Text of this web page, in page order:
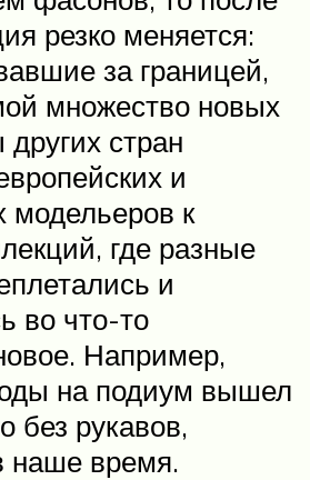
резко меняется:
за границей,
множество новых
стран
и
модельеров к
где разные
и
во что-то
Например,
на подиум вышел
без рукавов,
наше время.